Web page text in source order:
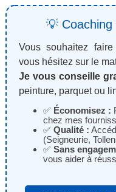
💡
Vous souhaitez
vous hésitez sur le
Je vous conseille
peinture, parquet ou
✅ Économisez :
chez mes
✅ Qualité :
(Seigneurie,
✅ Sans
vous aider à